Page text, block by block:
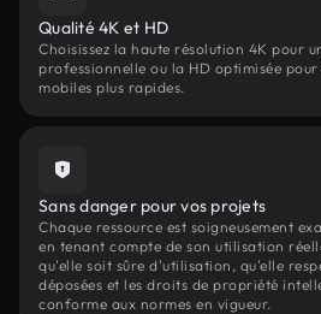
Qualité 4K et HD
Choisissez la haute résolution 4K pour
professionnelle ou la HD optimisée
mobiles plus rapides.
Sans danger pour vos projets
Chaque ressource est soigneusement
en tenant compte de son utilisation
qu'elle soit sûre d'utilisation, qu'elle
déposées et les droits de propriété
conforme aux normes en vigueur.